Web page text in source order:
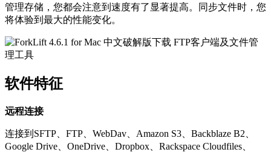
管理存储，您都会注意到速度有了显著提高。同步文件时，您
将体验到最大的性能变化。
软件特征
远程连接
连接到SFTP、FTP、WebDav、Amazon S3、Backblaze B2、
Google Drive、OneDrive、Dropbox、Rackspace Cloudfiles、